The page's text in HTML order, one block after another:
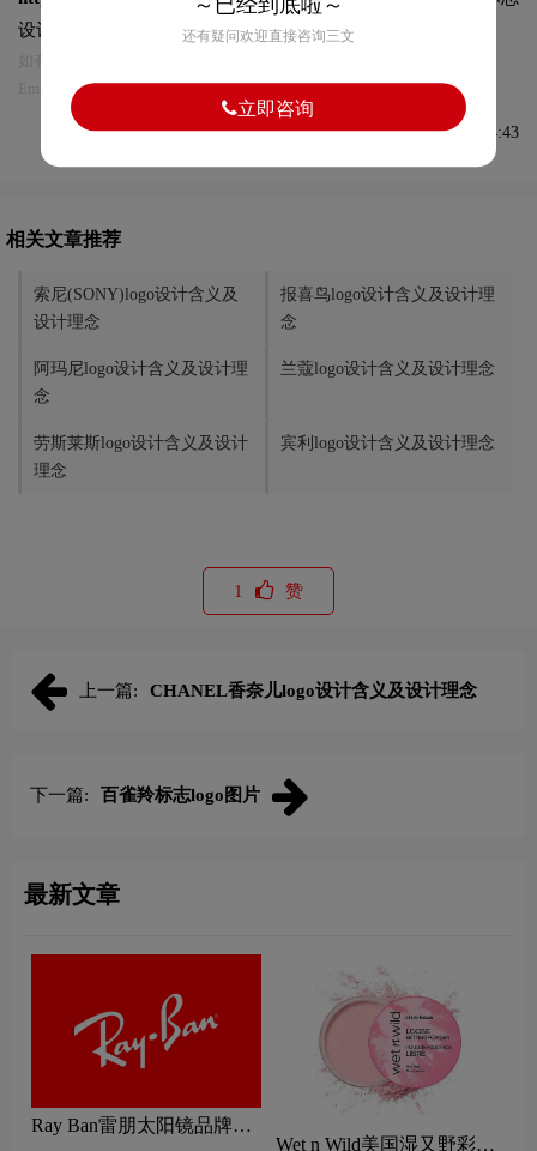
设计及本链接!
Email:75696531@qq.com，我们将第一时间安排删除。
发布于2021-08-09 15:04:43
相关文章推荐
索尼(SONY)logo设计含义及
设计理念
报喜鸟logo设计含义及设计理
念
阿玛尼logo设计含义及设计理
念
兰蔻logo设计含义及设计理念
劳斯莱斯logo设计含义及设计
理念
宾利logo设计含义及设计理念
1 赞
上一篇: CHANEL香奈儿logo设计含义及设计理念
下一篇: 百雀羚标志logo图片
最新文章
Ray Ban雷朋太阳镜品牌标
Wet n Wild美国湿又野彩妆
还有疑问欢迎直接咨询三文
立即咨询